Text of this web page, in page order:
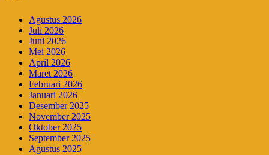
Agustus 2026
Juli 2026
Juni 2026
Mei 2026
April 2026
Maret 2026
Februari 2026
Januari 2026
Desember 2025
November 2025
Oktober 2025
September 2025
Agustus 2025